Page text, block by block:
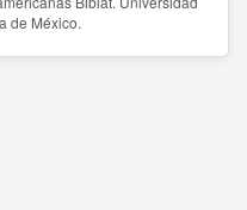
de México.